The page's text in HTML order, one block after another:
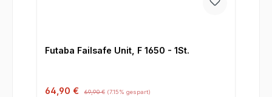
Futaba Failsafe Unit, F 1650 - 1St.
Verkaufspreis:
64,90 € Regulärer Preis:
69,90 € (7.15% gespart)